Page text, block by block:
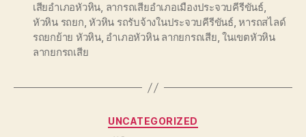
เสียอำเภอหัวหิน, ลากรถเสียอำเภอเมืองประจวบคีรีขันธ์,
หัวหิน รถยก,หัวหิน รถรับจ้างในประจวบคีรีขันธ์,หารถสไลด์
รถยกย้าย หัวหิน, อำเภอหัวหิน ลากยกรถเสีย,ในเขตหัวหิน
ลากยกรถเสีย
Categories
UNCATEGORIZED